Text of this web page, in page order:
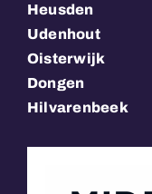
Heusden
Udenhout
Oisterwijk
Dongen
Hilvarenbeek